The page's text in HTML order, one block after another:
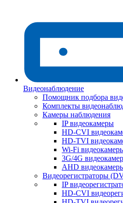
Видеонаблюдение
Помощник подбора
Комплекты
Камеры наблюдения
IP видеокамеры
HD-CVI
HD-TVI
Wi-Fi
3G/4G
AHD
Видеорегистраторы
IP
HD-CVI